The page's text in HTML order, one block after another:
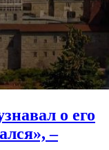
о его
–